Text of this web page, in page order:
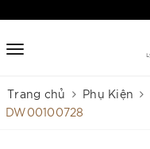
Trang chủ Phụ Kiện
DW00100728